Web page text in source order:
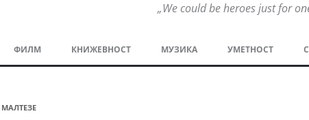
„We could be heroes just for
ФИЛМ КНИЖЕВНОСТ МУЗИКА УМЕТНОСТ
МАЛТЕЗЕ